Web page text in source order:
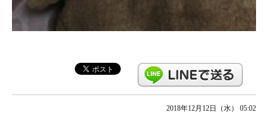
2018年12月12日（水） 05:02